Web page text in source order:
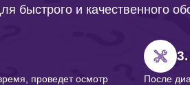
быстрого и качественного
проведет осмотр
После